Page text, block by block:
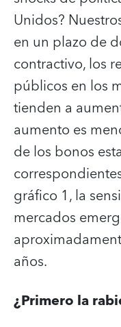
Unidos?
en un plazo de
contractivo, los
públicos en los
tienden a
aumento es
de los bonos
gráfico 1, la
mercados
años.
¿Primero la